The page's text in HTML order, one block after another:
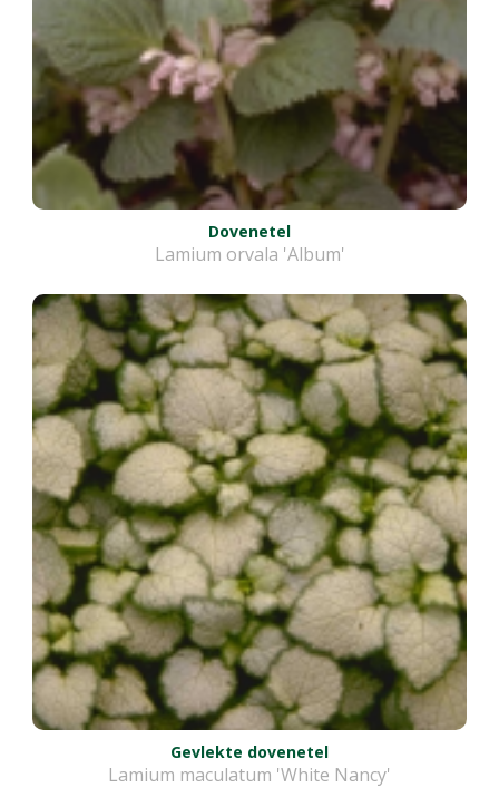
Dovenetel
Lamium orvala 'Album'
Gevlekte dovenetel
Lamium maculatum 'White Nancy'